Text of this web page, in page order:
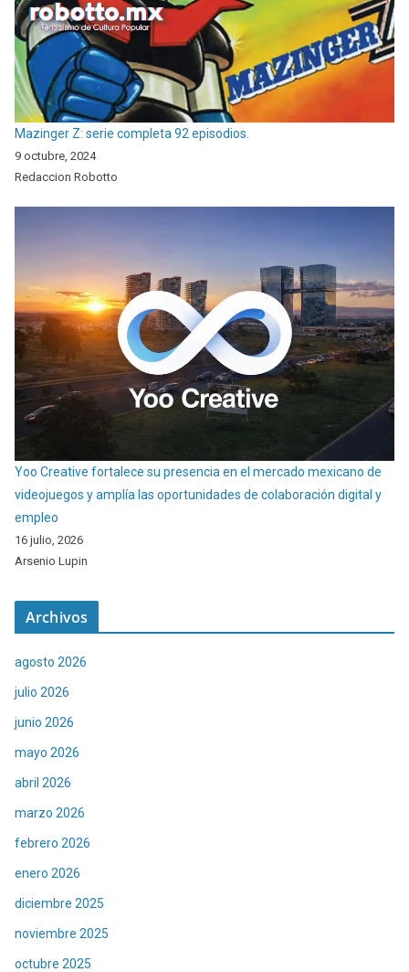
Mazinger Z: serie completa 92 episodios.
9 octubre, 2024
Redaccion Robotto
Yoo Creative fortalece su presencia en el mercado mexicano de
videojuegos y amplía las oportunidades de colaboración digital y
empleo
16 julio, 2026
Arsenio Lupin
Archivos
agosto 2026
julio 2026
junio 2026
mayo 2026
abril 2026
marzo 2026
febrero 2026
enero 2026
diciembre 2025
noviembre 2025
octubre 2025